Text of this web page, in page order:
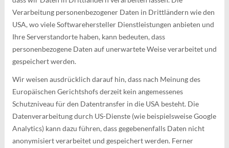
Verarbeitung personenbezogener Daten in Drittländern wie den
USA, wo viele Softwarehersteller Dienstleistungen anbieten und
Ihre Serverstandorte haben, kann bedeuten, dass
personenbezogene Daten auf unerwartete Weise verarbeitet und
gespeichert werden.
Wir weisen ausdrücklich darauf hin, dass nach Meinung des
Europäischen Gerichtshofs derzeit kein angemessenes
Schutzniveau für den Datentransfer in die USA besteht. Die
Datenverarbeitung durch US-Dienste (wie beispielsweise Google
Analytics) kann dazu führen, dass gegebenenfalls Daten nicht
anonymisiert verarbeitet und gespeichert werden. Ferner